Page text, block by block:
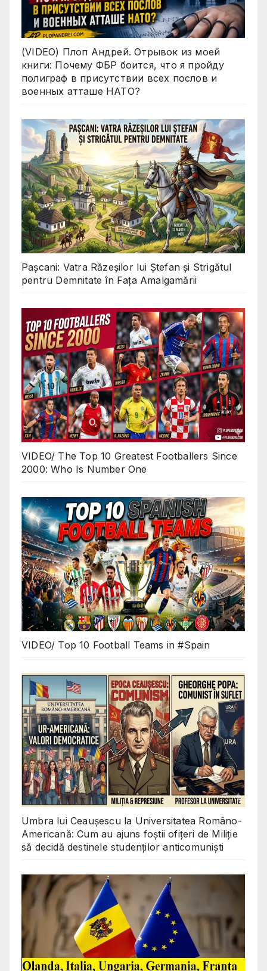
(VIDEO) Плоп Андрей. Отрывок из моей
книги: Почему ФБР боится, что я пройду
полиграф в присутствии всех послов и
военных атташе НАТО?
Pașcani: Vatra Răzeșilor lui Ștefan și Strigătul
pentru Demnitate în Fața Amalgamării
VIDEO/ The Top 10 Greatest Footballers Since
2000: Who Is Number One
VIDEO/ Top 10 Football Teams in #Spain
Umbra lui Ceaușescu la Universitatea Româno-
Americană: Cum au ajuns foștii ofițeri de Miliție
să decidă destinele studenților anticomuniști